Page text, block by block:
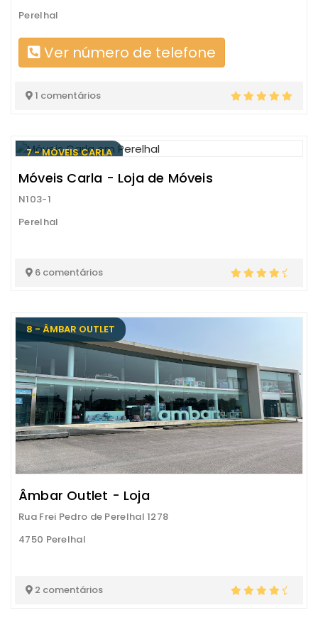
Perelhal
Ver número de telefone
1 comentários
7 - MÓVEIS CARLA
Móveis Carla - Loja de Móveis
N103-1
Perelhal
6 comentários
8 - ÂMBAR OUTLET
Âmbar Outlet - Loja
Rua Frei Pedro de Perelhal 1278
4750 Perelhal
2 comentários